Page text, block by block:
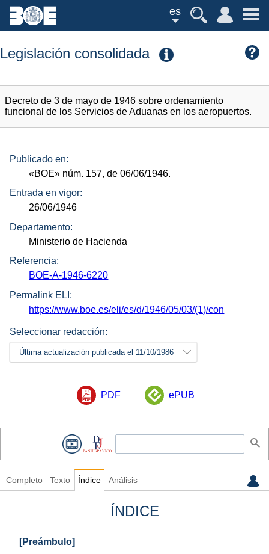
es
Legislación consolidada
Decreto de 3 de mayo de 1946 sobre ordenamiento
funcional de los Servicios de Aduanas en los aeropuertos.
Publicado en:
«BOE» núm. 157, de 06/06/1946.
Entrada en vigor:
26/06/1946
Departamento:
Ministerio de Hacienda
Referencia:
BOE-A-1946-6220
Permalink ELI:
https://www.boe.es/eli/es/d/1946/05/03/(1)/con
Seleccionar redacción:
Última actualización publicada el 11/10/1986
PDF ePUB
Completo Texto Índice Análisis
ÍNDICE
[Preámbulo]